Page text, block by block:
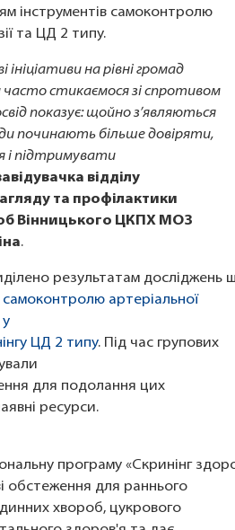
інструментів самоконтролю
та ЦД 2 типу.
на рівні громад
стикаємося зі спротивом
показує: щойно з’являються
починають більше довіряти,
і підтримувати
відділу
та профілактики
Вінницького ЦКПХ МОЗ
.
результатам досліджень
артеріальної
у
ЦД 2 типу. Під час групових
для подолання цих
ресурси.
програму «Скринінг
обстеження для раннього
хвороб, цукрового